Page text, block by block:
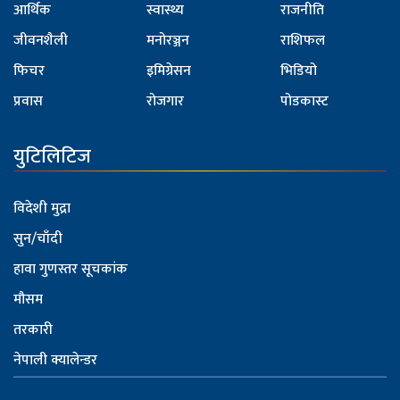
आर्थिक
जीवनशैली
फिचर
प्रवास
स्वास्थ्य
मनोरञ्जन
इमिग्रेसन
रोजगार
राजनीति
राशिफल
भिडियो
पोडकास्ट
युटिलिटिज
विदेशी मुद्रा
सुन/चाँदी
हावा गुणस्तर सूचकांक
मौसम
तरकारी
नेपाली क्यालेन्डर